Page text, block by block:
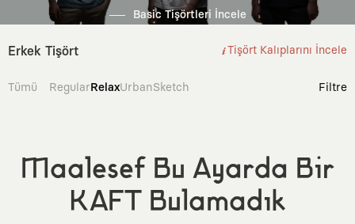
Basic Tişörtleri İncele
Erkek Tişört Tişört Kalıplarını İncele
Tümü RegularRelaxUrbanSketch Filtre
Maalesef Bu Ayarda Bir
KAFT Bulamadık